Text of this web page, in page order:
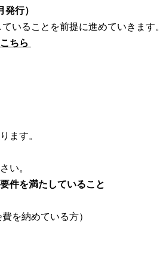
行）
いることを前提に進めていきます。
こちら
ます。
い。
件を満たしていること
を納めている方）